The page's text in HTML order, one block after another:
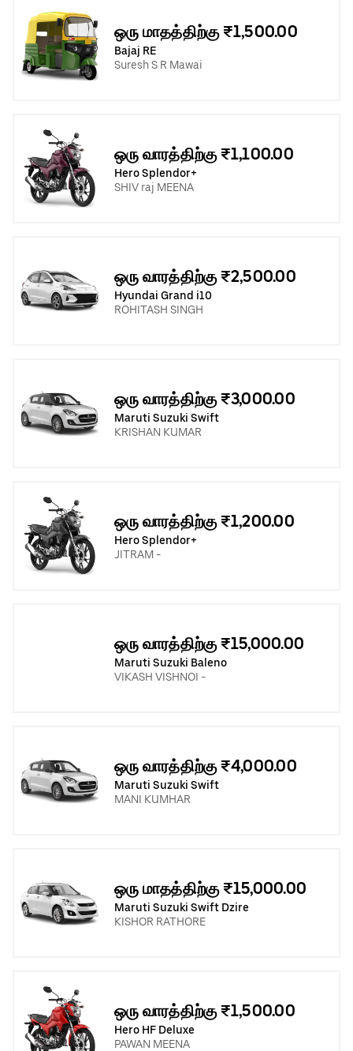
ஒரு மாதத்திற்கு ₹1,500.00
Bajaj RE
Suresh S R Mawai
ஒரு வாரத்திற்கு ₹1,100.00
Hero Splendor+
SHIV raj MEENA
ஒரு வாரத்திற்கு ₹2,500.00
Hyundai Grand i10
ROHITASH SINGH
ஒரு வாரத்திற்கு ₹3,000.00
Maruti Suzuki Swift
KRISHAN KUMAR
ஒரு வாரத்திற்கு ₹1,200.00
Hero Splendor+
JITRAM -
ஒரு வாரத்திற்கு ₹15,000.00
Maruti Suzuki Baleno
VIKASH VISHNOI -
ஒரு வாரத்திற்கு ₹4,000.00
Maruti Suzuki Swift
MANI KUMHAR
ஒரு மாதத்திற்கு ₹15,000.00
Maruti Suzuki Swift Dzire
KISHOR RATHORE
ஒரு வாரத்திற்கு ₹1,500.00
Hero HF Deluxe
PAWAN MEENA